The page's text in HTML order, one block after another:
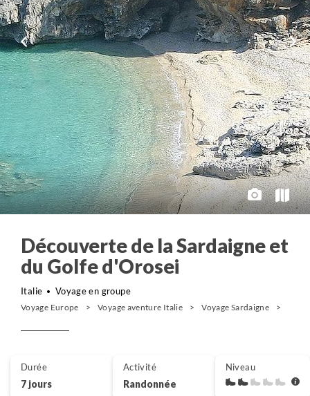
Découverte de la Sardaigne et
du Golfe d'Orosei
Italie Voyage en groupe
Voyage Europe Voyage aventure Italie Voyage Sardaigne
Durée
7 jours
Activité
Randonnée
Niveau